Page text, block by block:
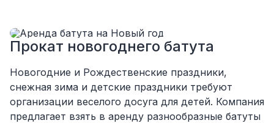
подрядчиком еще раз :)
Прокат новогоднего батута
Новогодние и Рождественские праздники,
снежная зима и детские праздники требуют
организации веселого досуга для детей. Компания
предлагает взять в аренду разнообразные батуты